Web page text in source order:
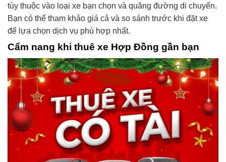
tùy thuộc vào loại xe bạn chọn và quãng đường di chuyển.
Bạn có thể tham khảo giá cả và so sánh trước khi đặt xe
để lựa chọn dịch vụ phù hợp nhất.
Cẩm nang khi thuê xe Hợp Đồng gần bạn